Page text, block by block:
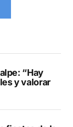
“Hay
y valorar